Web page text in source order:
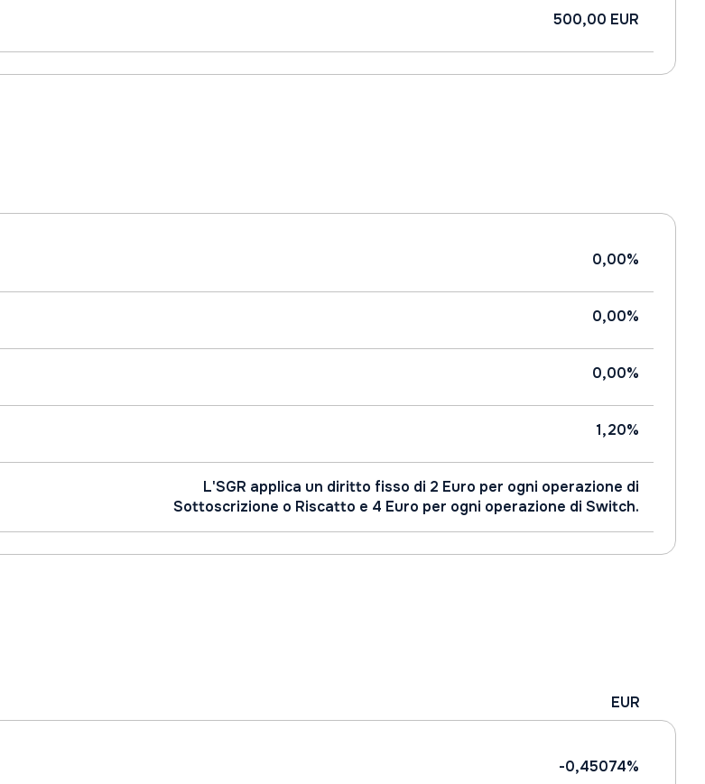
500,00 EUR
0,00%
0,00%
0,00%
1,20%
L'SGR applica un diritto fisso di 2 Euro per ogni operazione di
Sottoscrizione o Riscatto e 4 Euro per ogni operazione di Switch.
EUR
-0,45074%